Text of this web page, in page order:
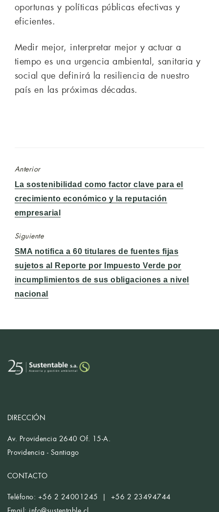
oportunas y políticas públicas efectivas y
eficientes.
Medir mejor, interpretar mejor y actuar a
tiempo es una urgencia ambiental, sanitaria y
social que definirá la resiliencia de nuestro
país en las próximas décadas.
Anterior
Entrada
anterior:
La sostenibilidad como factor clave para el
crecimiento económico y la reputación
empresarial
Siguiente
Entrada
siguiente:
SMA notifica a 60 titulares de fuentes fijas
sujetos al Reporte por Impuesto Verde por
incumplimientos de sus obligaciones a nivel
nacional
DIRECCIÓN
Av. Providencia 2640 Of. 15-A.
Providencia - Santiago
CONTACTO
Teléfono: +56 2 24001245 | +56 2 23494744